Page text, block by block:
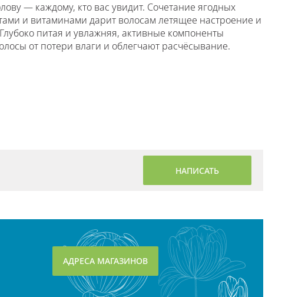
— каждому, кто вас увидит. Сочетание ягодных
и витаминами дарит волосам летящее настроение и
питая и увлажняя, активные компоненты
от потери влаги и облегчают расчёсывание.
НАПИСАТЬ
АДРЕСА МАГАЗИНОВ